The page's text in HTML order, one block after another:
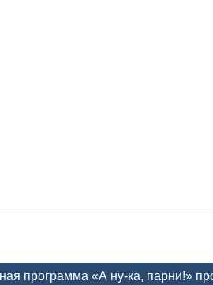
программа «А ну-ка, парни!»